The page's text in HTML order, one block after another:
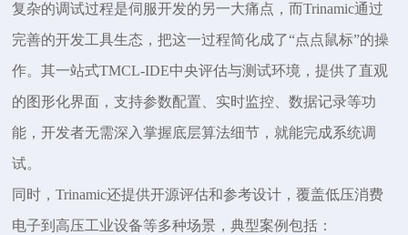
复杂的调试过程是伺服开发的另一大痛点，而Trinamic通过
完善的开发工具生态，把这一过程简化成了“点点鼠标”的操
作。其一站式TMCL-IDE中央评估与测试环境，提供了直观
的图形化界面，支持参数配置、实时监控、数据记录等功
能，开发者无需深入掌握底层算法细节，就能完成系统调
试。
同时，Trinamic还提供开源评估和参考设计，覆盖低压消费
电子到高压工业设备等多种场景，典型案例包括：